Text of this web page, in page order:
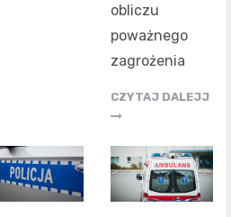
obliczu
poważnego
zagrożenia
CZYTAJ DALEJJ